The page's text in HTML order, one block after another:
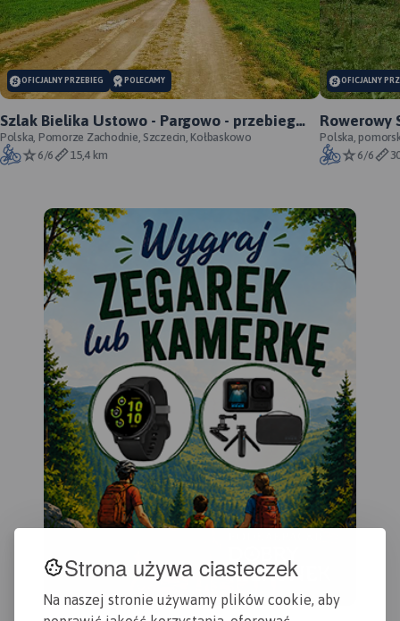
Strona używa ciasteczek
Na naszej stronie używamy plików cookie, aby
OFICJALNY PRZEBIEG POLECAMY
Szlak Bielika Ustowo - Pargowo - przebieg
oficjalny
Polska, Pomorze Zachodnie, Szczecin, Kołbaskowo
6/6
15,4 km
OFICJALNY
Rowerowy
oficjalny
Polska,
6/6